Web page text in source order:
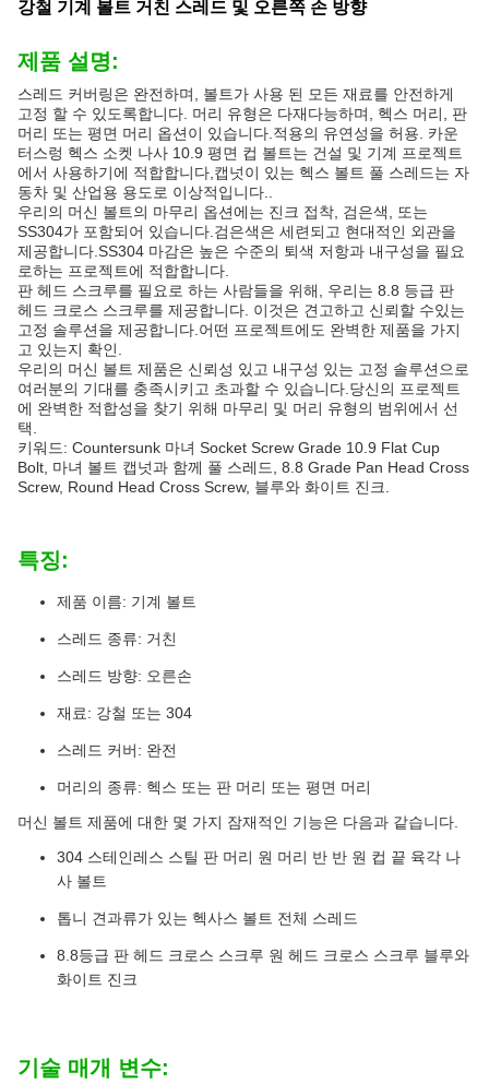
강철 기계 볼트 거친 스레드 및 오른쪽 손 방향
제품 설명:
스레드 커버링은 완전하며, 볼트가 사용 된 모든 재료를 안전하게
고정 할 수 있도록합니다. 머리 유형은 다재다능하며, 헥스 머리, 판
머리 또는 평면 머리 옵션이 있습니다.적용의 유연성을 허용. 카운
터스렁 헥스 소켓 나사 10.9 평면 컵 볼트는 건설 및 기계 프로젝트
에서 사용하기에 적합합니다,캡넛이 있는 헥스 볼트 풀 스레드는 자
동차 및 산업용 용도로 이상적입니다..
우리의 머신 볼트의 마무리 옵션에는 진크 접착, 검은색, 또는
SS304가 포함되어 있습니다.검은색은 세련되고 현대적인 외관을
제공합니다.SS304 마감은 높은 수준의 퇴색 저항과 내구성을 필요
로하는 프로젝트에 적합합니다.
판 헤드 스크루를 필요로 하는 사람들을 위해, 우리는 8.8 등급 판
헤드 크로스 스크루를 제공합니다. 이것은 견고하고 신뢰할 수있는
고정 솔루션을 제공합니다.어떤 프로젝트에도 완벽한 제품을 가지
고 있는지 확인.
우리의 머신 볼트 제품은 신뢰성 있고 내구성 있는 고정 솔루션으로
여러분의 기대를 충족시키고 초과할 수 있습니다.당신의 프로젝트
에 완벽한 적합성을 찾기 위해 마무리 및 머리 유형의 범위에서 선
택.
키워드: Countersunk 마녀 Socket Screw Grade 10.9 Flat Cup
Bolt, 마녀 볼트 캡넛과 함께 풀 스레드, 8.8 Grade Pan Head Cross
Screw, Round Head Cross Screw, 블루와 화이트 진크.
특징:
제품 이름: 기계 볼트
스레드 종류: 거친
스레드 방향: 오른손
재료: 강철 또는 304
스레드 커버: 완전
머리의 종류: 헥스 또는 판 머리 또는 평면 머리
머신 볼트 제품에 대한 몇 가지 잠재적인 기능은 다음과 같습니다.
304 스테인레스 스틸 판 머리 원 머리 반 반 원 컵 끝 육각 나
사 볼트
톱니 견과류가 있는 헥사스 볼트 전체 스레드
8.8등급 판 헤드 크로스 스크루 원 헤드 크로스 스크루 블루와
화이트 진크
기술 매개 변수: